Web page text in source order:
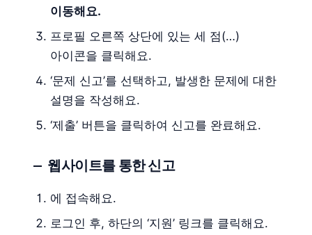
이동해요.
프로필 오른쪽 상단에 있는 세 점(…)
아이콘을 클릭해요.
‘문제 신고’를 선택하고, 발생한 문제에 대한
설명을 작성해요.
‘제출’ 버튼을 클릭하여 신고를 완료해요.
웹사이트를 통한 신고
에 접속해요.
로그인 후, 하단의 ‘지원’ 링크를 클릭해요.